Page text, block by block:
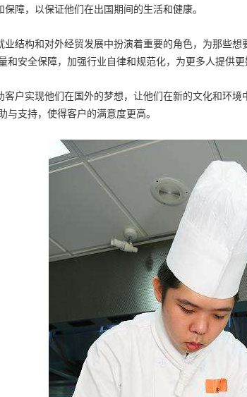
障，以保证他们在出国期间的生活和健康。
业结构和对外经贸发展中扮演着重要的角色，为那些
和安全保障，加强行业自律和规范化，为更多人提供更
客户实现他们在国外的梦想，让他们在新的文化和环
与支持，使得客户的满意度更高。